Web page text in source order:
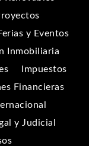
y Eventos
Inmobiliaria
Impuestos
Financieras
y Judicial